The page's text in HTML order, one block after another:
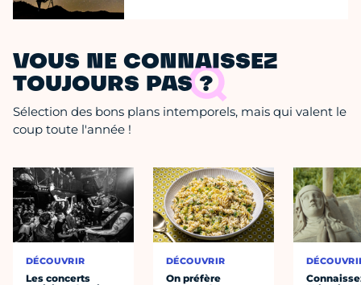
VOUS NE CONNAISSEZ
TOUJOURS PAS ?
Sélection des bons plans intemporels, mais qui valent le
coup toute l'année !
DÉCOUVRIR
Les concerts
DÉCOUVRIR
On préfère